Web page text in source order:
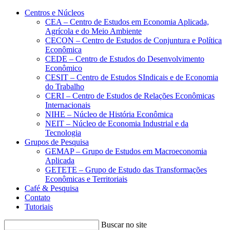
Conteúdo principal Menu principal
Centros e Núcleos
CEA – Centro de Estudos em Economia Aplicada,
Agrícola e do Meio Ambiente
CECON – Centro de Estudos de Conjuntura e Política
Econômica
CEDE – Centro de Estudos do Desenvolvimento
Econômico
CESIT – Centro de Estudos SIndicais e de Economia
do Trabalho
CERI – Centro de Estudos de Relações Econômicas
Internacionais
NIHE – Núcleo de História Econômica
NEIT – Núcleo de Economia Industrial e da
Tecnologia
Grupos de Pesquisa
GEMAP – Grupo de Estudos em Macroeconomia
Aplicada
GETETE – Grupo de Estudo das Transformações
Econômicas e Territoriais
Café & Pesquisa
Contato
Tutoriais
Buscar no site